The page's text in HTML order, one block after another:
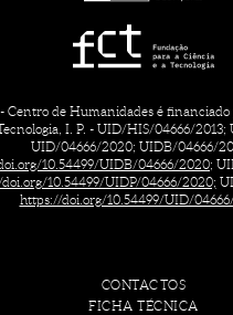
Centro de Humanidades é financiado
I. P. - UID/HIS/04666/
UID/04666/2020; UIDB/04666/
10.54499/UIDB/04666/2020;
10.54499/UIDP/04666/2020;
https://doi.org/10.54499/UID/
CONTACTOS
FICHA TÉCNICA